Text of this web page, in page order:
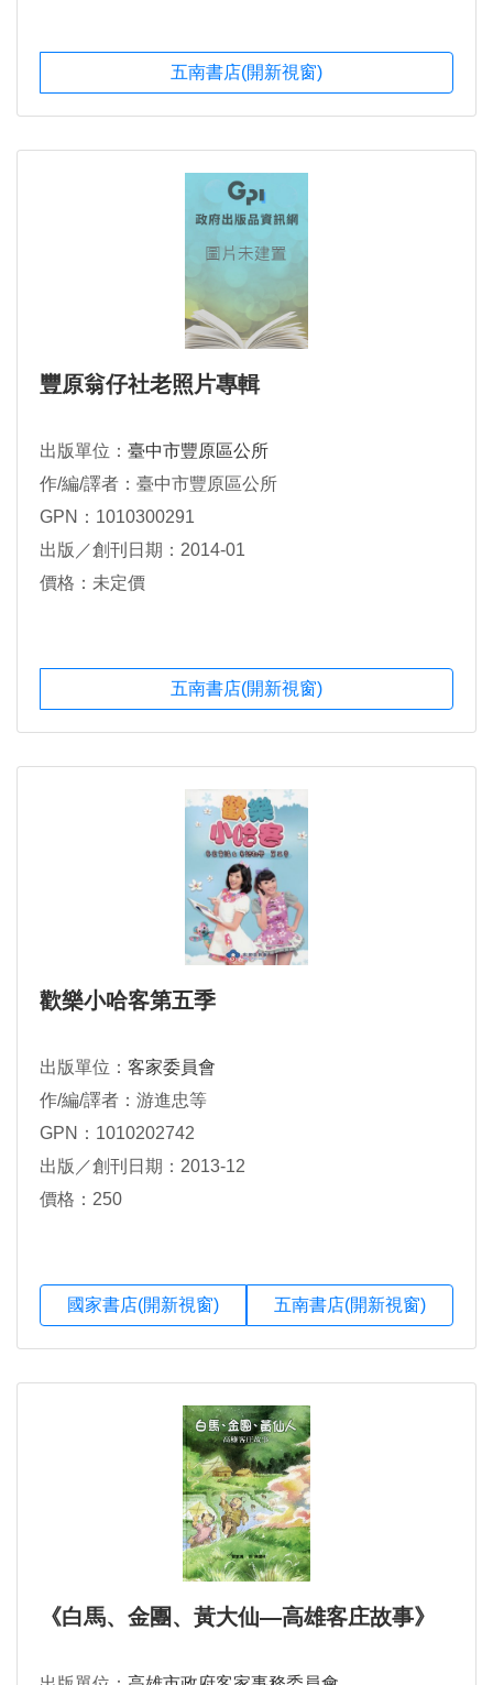
五南書店(開新視窗)
豐原翁仔社老照片專輯
出版單位： 臺中市豐原區公所
作/編/譯者：臺中市豐原區公所
GPN：1010300291
出版／創刊日期：2014-01
價格：未定價
五南書店(開新視窗)
歡樂小哈客第五季
出版單位： 客家委員會
作/編/譯者：游進忠等
GPN：1010202742
出版／創刊日期：2013-12
價格：250
國家書店(開新視窗) 五南書店(開新視窗)
《白馬、金團、黃大仙―高雄客庄故事》